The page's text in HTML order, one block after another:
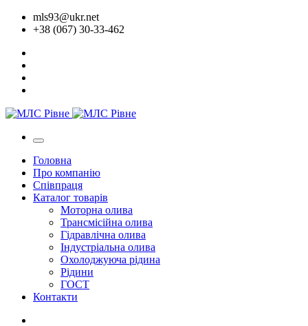
mls93@ukr.net
+38 (067) 30-33-462
Головна
Про компанію
Співпраця
Каталог товарів
Моторна олива
Трансмісійна олива
Гідравлічна олива
Індустріальна олива
Охолоджуюча рідина
Рідини
ГОСТ
Контакти